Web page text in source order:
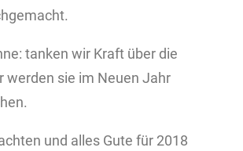
tanken wir Kraft über die
werden sie im Neuen Jahr
und alles Gute für 2018